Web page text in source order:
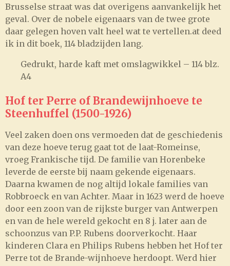
Brusselse straat was dat overigens aanvankelijk het
geval. Over de nobele eigenaars van de twee grote
daar gelegen hoven valt heel wat te vertellen.at deed
ik in dit boek, 114 bladzijden lang.
Gedrukt, harde kaft met omslagwikkel – 114 blz.
A4
Hof ter Perre of Brandewijnhoeve te
Steenhuffel (1500-1926)
Veel zaken doen ons vermoeden dat de geschiedenis
van deze hoeve terug gaat tot de laat-Romeinse,
vroeg Frankische tijd. De familie van Horenbeke
leverde de eerste bij naam gekende eigenaars.
Daarna kwamen de nog altijd lokale families van
Robbroeck en van Achter. Maar in 1623 werd de hoeve
door een zoon van de rijkste burger van Antwerpen
en van de hele wereld gekocht en 8 j. later aan de
schoonzus van P.P. Rubens doorverkocht. Haar
kinderen Clara en Philips Rubens hebben het Hof ter
Perre tot de Brande-wijnhoeve herdoopt. Werd hier